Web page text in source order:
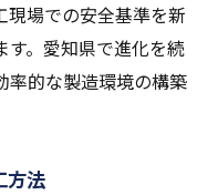
現場での安全基準を新
す。愛知県で進化を続
率的な製造環境の構築
方法